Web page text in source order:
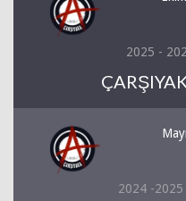
2025 -
2024 -2025